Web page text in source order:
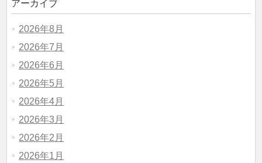
アーカイブ
2026年8月
2026年7月
2026年6月
2026年5月
2026年4月
2026年3月
2026年2月
2026年1月